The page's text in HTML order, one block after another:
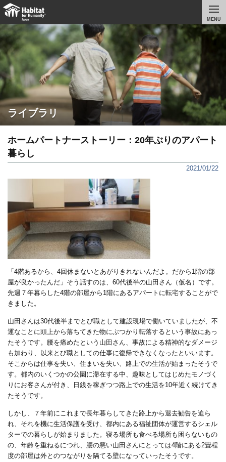
MENU
ライブラリ
ホームパートナーストーリー：20年ぶりのアパート
暮らし
2021/01/22
「 4階あるから、 4回休まないとあがりきれないんだよ。だから 1階の部
屋が良かったんだ」そう話すのは、 60代後半の山田さん（仮名）です。
先週７年暮らした4階の部屋から 1階にあるアパートに転宅することがで
きました。
山田さんは30代後半までとび職として建設現場で働いていましたが、不
運なことに頭上から落ちてきた物にぶつかり転落するという事故にあっ
たそうです。腰を痛めたという山田さん、事故による精神的なダメージ
も加わり、以来とび職としての仕事に復帰できなくなったといいます。
そこからは仕事を失い、住まいを失い、路上での生活が始まったそうで
す。都内のいくつかの公園に滞在する中、趣味としてはじめたモノづく
りにお客さんが付き、日銭を稼ぎつつ路上での生活を10年近く続けてき
たそうです。
しかし、７年前にこれまで長年暮らしてきた路上から退去勧告を迫ら
れ、それを機に生活保護を受け、都内にある福祉団体が運営するシェル
ターでの暮らしが始まりました。寝る場所も食べる場所も困らないもの
の、年齢を重ねるにつれ、腰の悪い山田さんにとっては4階にある2畳程
度の部屋は外とのつながりを隔てる壁になっていったそうです。